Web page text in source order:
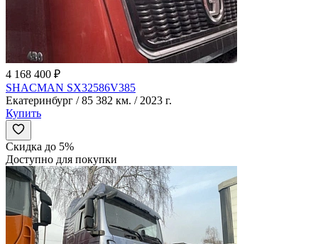
4 168 400 ₽
SHACMAN SX32586V385
Екатеринбург / 85 382 км. / 2023 г.
Купить
Скидка до 5%
Доступно для покупки